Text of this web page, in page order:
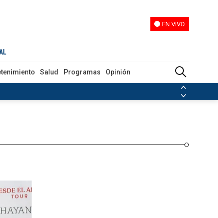
EN VIVO
Salud Programas Opinión
Venezuela Nicolás Maduro
de las FARC